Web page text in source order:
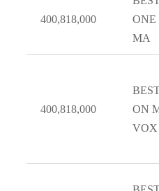
400,818,000
400,818,000